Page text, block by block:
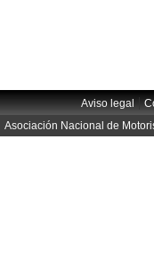
Aviso legal|
Asociación Nacional de